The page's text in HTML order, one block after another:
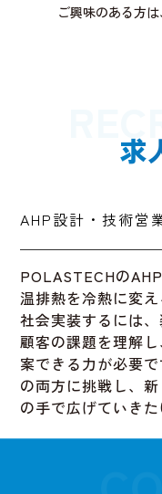
ご興味のある方
求
AHP設計・技術営
POLASTECHの
温排熱を冷熱に変
社会実装するには
顧客の課題を理解
案できる力が必要
の両方に挑戦し、
の手で広げていき